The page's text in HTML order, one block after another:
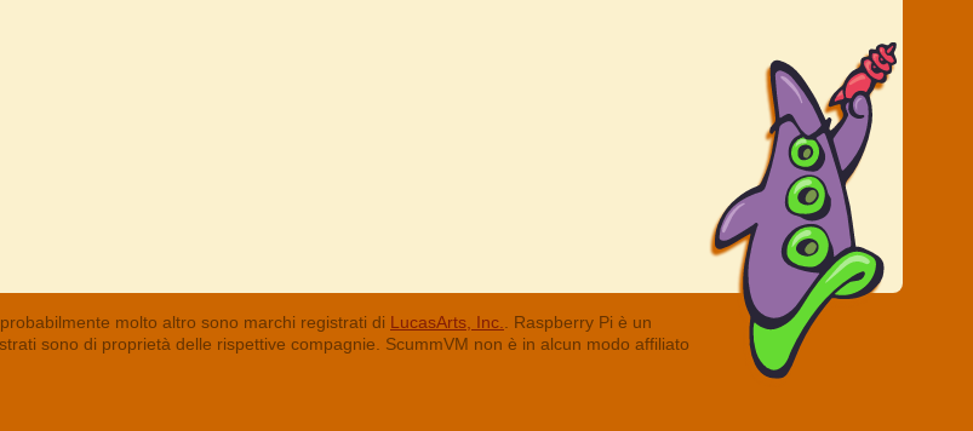
molto altro sono marchi registrati di LucasArts, Inc.
. Raspberry Pi è un
sono di proprietà delle rispettive compagnie. ScummVM non è in alcun modo affiliato